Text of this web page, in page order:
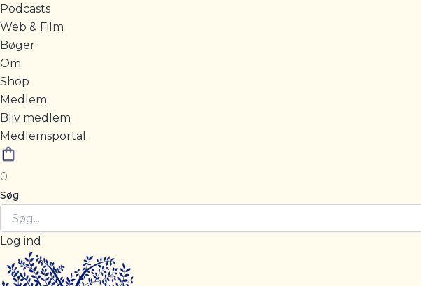
Podcasts
Web & Film
Bøger
Om
Shop
Medlem
Bliv medlem
Medlemsportal
0
Søg
Log ind